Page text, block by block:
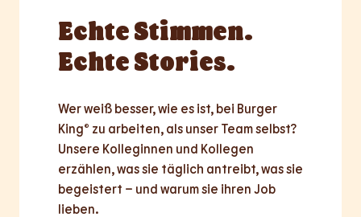
EchteStimmen.
Echte Stories.
Wer weiß besser, wie es ist, bei Burger
King® zu arbeiten, als unser Team selbst?
Unsere Kolleginnen und Kollegen
erzählen, was sie täglich antreibt, was sie
begeistert – und warum sie ihren Job
lieben.